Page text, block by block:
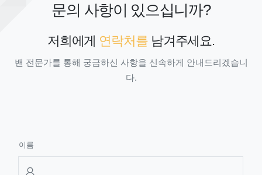
문의 사항이 있으십니까?
저희에게 연락처를남겨주세요.
밴 전문가를 통해 궁금하신 사항을 신속하게 안내드리겠습니
다.
이름